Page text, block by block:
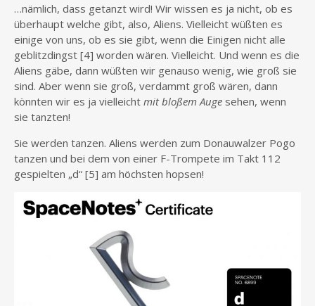
…nämlich, dass getanzt wird! Wir wissen es ja nicht, ob es
überhaupt welche gibt, also, Aliens. Vielleicht wüßten es
einige von uns, ob es sie gibt, wenn die Einigen nicht alle
geblitzdingst [4] worden wären. Vielleicht. Und wenn es die
Aliens gäbe, dann wüßten wir genauso wenig, wie groß sie
sind. Aber wenn sie groß, verdammt groß wären, dann
könnten wir es ja vielleicht mit bloßem Auge sehen, wenn
sie tanzten!
Sie werden tanzen. Aliens werden zum Donauwalzer Pogo
tanzen und bei dem von einer F-Trompete im Takt 112
gespielten „d“ [5] am höchsten hopsen!